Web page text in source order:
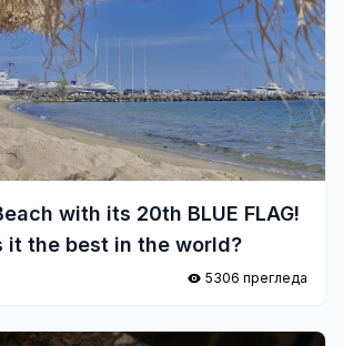
with its 20th BLUE FLAG!
it the best in the world?
5306 прегледа